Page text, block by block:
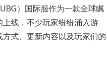
）国际服作为一款全球瞩
线，不少玩家纷纷涌入游
式、更新内容以及玩家们的